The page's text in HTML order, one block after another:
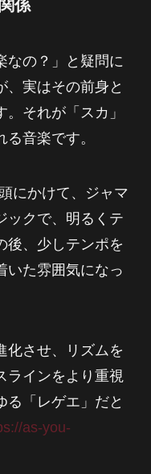
係
なの？」と疑問に
、実はその前身と
それが「スカ」
音楽です。
にかけて、ジャマ
ックで、明るくテ
後、少しテンポを
いた雰囲気になっ
化させ、リズムを
ラインをより重視
る「レゲエ」だと
as-you-